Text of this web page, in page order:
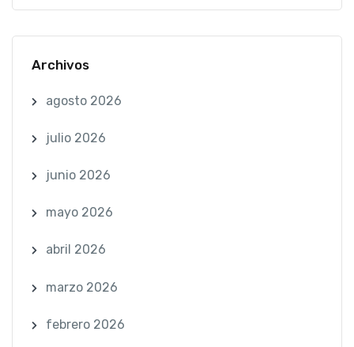
Archivos
agosto 2026
julio 2026
junio 2026
mayo 2026
abril 2026
marzo 2026
febrero 2026